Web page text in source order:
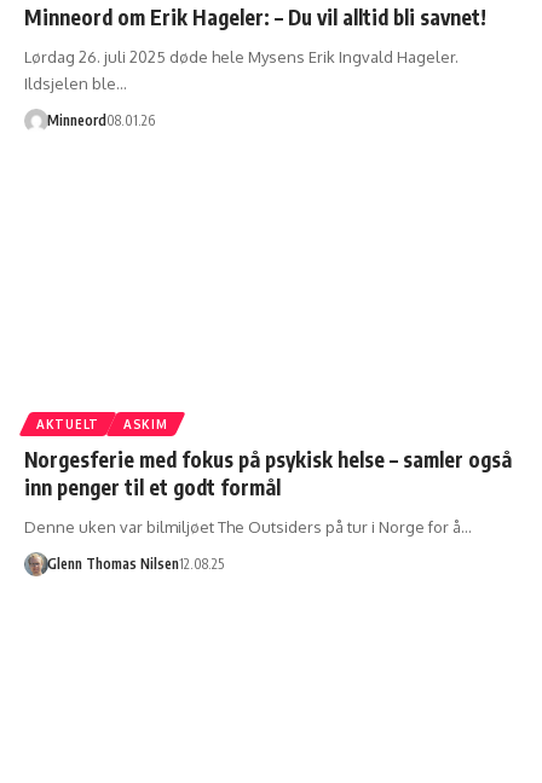
Minneord om Erik Hageler: – Du vil alltid bli savnet!
Lørdag 26. juli 2025 døde hele Mysens Erik Ingvald Hageler.
Ildsjelen ble…
Minneord 08.01.26
AKTUELT ASKIM
Norgesferie med fokus på psykisk helse – samler også
inn penger til et godt formål
Denne uken var bilmiljøet The Outsiders på tur i Norge for å…
Glenn Thomas Nilsen12.08.25